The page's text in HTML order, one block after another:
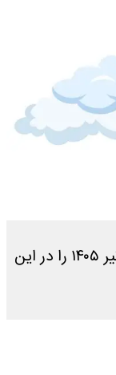
وضعیت هوای فردا قزوین یکشنبه ۷ تیر ۱۴۰۵ را در این